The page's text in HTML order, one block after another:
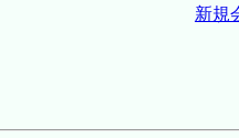
新規